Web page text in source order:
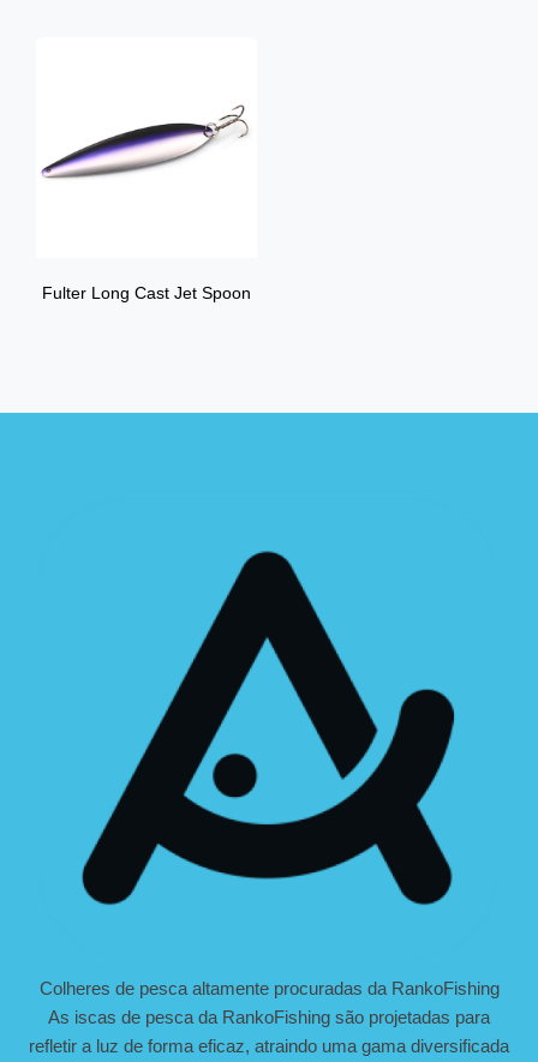
Fulter Long Cast Jet Spoon
Colheres de pesca altamente procuradas da RankoFishing
As iscas de pesca da RankoFishing são projetadas para
refletir a luz de forma eficaz, atraindo uma gama diversificada